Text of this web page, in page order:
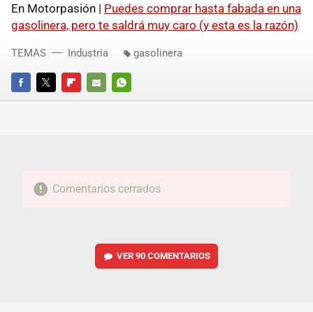
En Motorpasión | Puedes comprar hasta fabada en una
gasolinera, pero te saldrá muy caro (y esta es la razón)
FACEBOOKTWITTERFLIPBOARD
E-
WHATSAPP
TEMAS Industria gasolinera
Comentarios cerrados
VER 90 COMENTARIOS